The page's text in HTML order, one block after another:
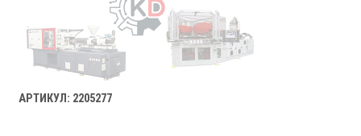
АРТИКУЛ: 2205277